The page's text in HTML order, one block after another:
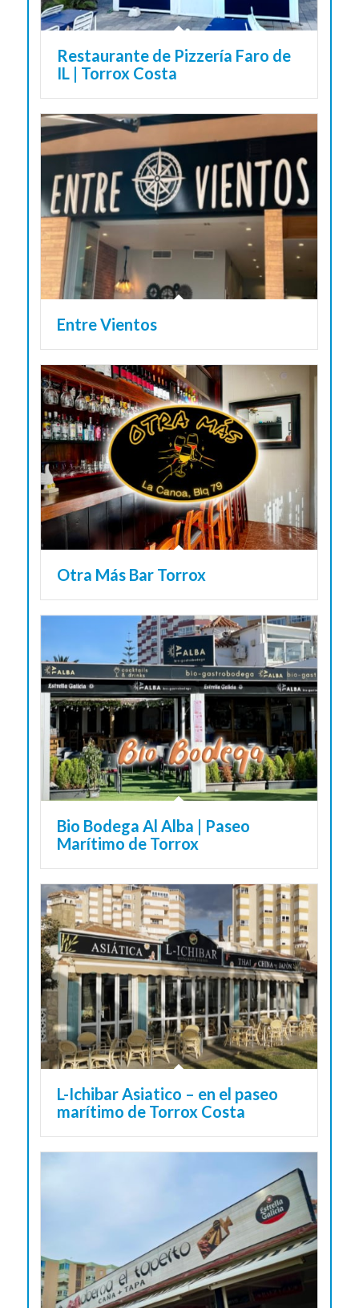
Restaurante de Pizzería Faro de
IL | Torrox Costa
Entre Vientos
Otra Más Bar Torrox
Bio Bodega Al Alba | Paseo
Marítimo de Torrox
L-Ichibar Asiatico – en el paseo
marítimo de Torrox Costa